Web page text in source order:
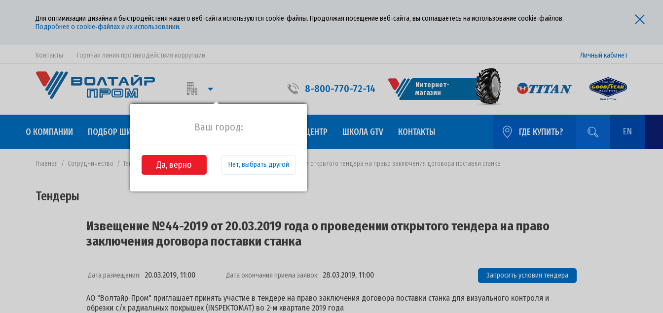
Для оптимизации дизайна и быстродействия нашего веб‑сайта используются cookie‑файлы. Продолжая посещение веб‑сайта, вы соглашаетесь на использование cookie‑файлов.
Подробнее о cookie‑файлах и их использовании.
Контакты Горячая линия противодействия коррупции Личный кабинет
Ваш город:
Да, верно Нет, выбрать другой
8-800-770-72-14
Интернет-
магазин
О КОМПАНИИ ПОДБОР ШИН СОТРУДНИЧЕСТВО ПРЕСС-ЦЕНТР ШКОЛА GTV КОНТАКТЫ ГДЕ КУПИТЬ? EN
Главная / Сотрудничество / Тендеры Извещение №44-2019 от 20.03.2019 года о проведении открытого тендера на право заключения договора поставки станка
Тендеры
Извещение №44-2019 от 20.03.2019 года о проведении открытого тендера на право
заключения договора поставки станка
Дата размещения: 20.03.2019, 11:00 Дата окончания приема заявок: 28.03.2019, 11:00 Запросить условия тендера
АО "Волтайр-Пром" приглашает принять участие в тендере на право заключения договора поставки станка для визуального контроля и
обрезки с/х радиальных покрышек (INSPEKTOMAT) во 2-м квартале 2019 года